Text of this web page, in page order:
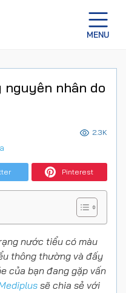
nhân do
2.3K
Pinterest
nước tiểu có màu
thông thường và đấy
của bạn đang gặp vấn
sẽ chia sẻ với